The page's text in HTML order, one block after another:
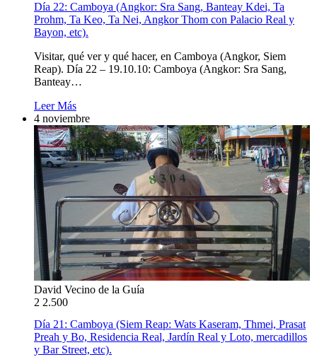
Día 22: Camboya (Angkor: Sra Sang, Banteay Kdei, Ta
Prohm, Ta Keo, Ta Nei, Angkor Thom con Palacio Real y
Bayon, etc).
Visitar, qué ver y qué hacer, en Camboya (Angkor, Siem
Reap). Día 22 – 19.10.10: Camboya (Angkor: Sra Sang,
Banteay…
Leer Más
4 noviembre
David Vecino de la Guía
2 2.500
Día 21: Camboya (Siem Reap: Wats Kaseram, Thmei, Prasat
Preah y Bo, Residencia Real, Jardín Real y Loto, mercadillos
y Bar Street, etc).